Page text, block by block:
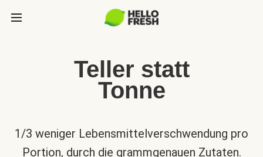
Teller statt
Tonne
1/3 weniger Lebensmittelverschwendung pro
Portion, durch die grammgenauen Zutaten.